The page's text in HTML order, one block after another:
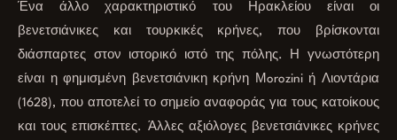
Ένα άλλο χαρακτηριστικό του Ηρακλείου είναι οι
βενετσιάνικες και τουρκικές κρήνες, που βρίσκονται
διάσπαρτες στον ιστορικό ιστό της πόλης. Η γνωστότερη
είναι η φημισμένη βενετσιάνικη κρήνη Μorozini ή Λιοντάρια
(1628), που αποτελεί το σημείο αναφοράς για τους κατοίκους
και τους επισκέπτες. Άλλες αξιόλογες βενετσιάνικες κρήνες